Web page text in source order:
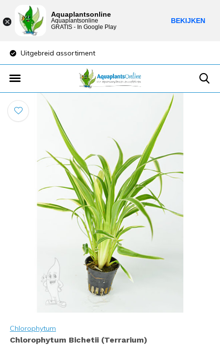
Uitgebreid assortiment
Chlorophytum
Chlorophytum Bichetii (Terrarium)
Aquaplantsonline
Aquaplantsonline
GRATIS - In Google Play
BEKIJKEN